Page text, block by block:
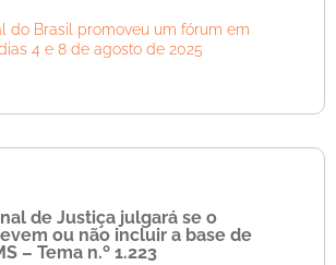
do Brasil promoveu um fórum em
4 e 8 de agosto de 2025
de Justiça julgará se o
ou não incluir a base de
– Tema n.º 1.223